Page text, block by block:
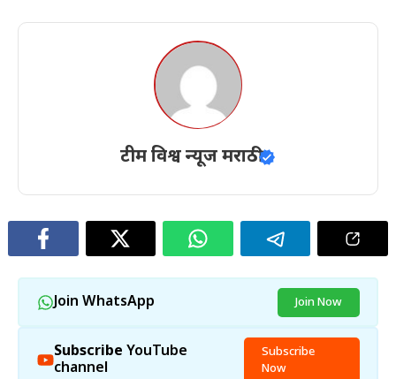
टीम विश्व न्यूज मराठी
Join WhatsApp Join Now
Subscribe YouTube
channel
Subscribe
Now